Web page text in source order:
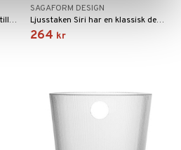
En elegant och praktiskt tålig tillbringare tillverkad i akrylplast från Sagaform Design.
SAGAFORM DESIGN
Ljusstaken Siri har en klassisk design som passar till de flesta hem.
264 kr